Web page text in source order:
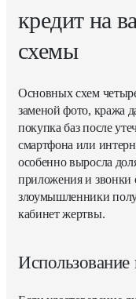
кредит на
схемы
Основных схем
заменой фото, кража
покупка баз после
смартфона или
особенно выросла
приложения и
злоумышленники
кабинет жертвы.